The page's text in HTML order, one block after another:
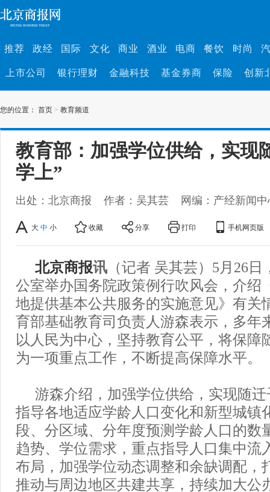
推荐 政经 国际 文化 商业 酒业 电商 餐饮 时尚
上市公司 银行理财 金融科技 基金券商 保险 创新
您的位置： 首页 > 教育频道
教育部：加强学位供给，实现
学上”
出处：北京商报 作者：吴其芸 网编：产经新闻中
大 中 小 收藏 分享 打印 手机网页版
北京商报讯 （记者 吴其芸）5月26
公室举办国务院政策例行吹风会，介绍
地提供基本公共服务的实施意见》有关
育部基础教育司负责人游森表示，多年
以人民为中心，坚持教育公平，将保障
为一项重点工作，不断提高保障水平。
游森介绍，加强学位供给，实现随迁
指导各地适应学龄人口变化和新型城镇
段、分区域、分年度预测学龄人口的数
趋势、学位需求，重点指导人口集中流
布局，加强学位动态调整和余缺调配，
推动与周边地区共建共享，持续加大公